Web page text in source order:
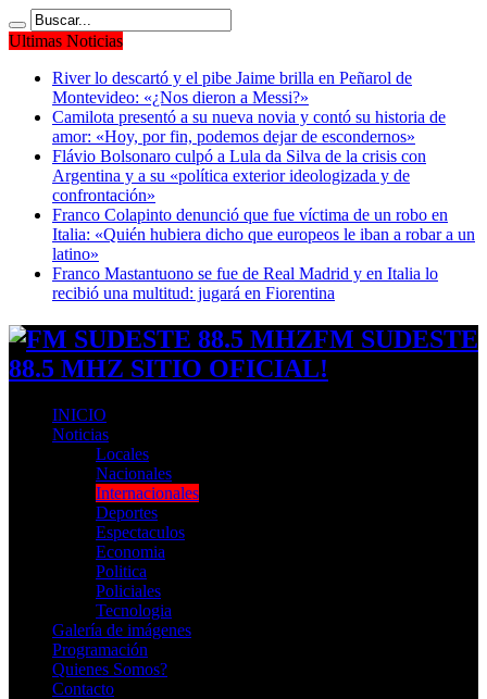
Ultimas Noticias
River lo descartó y el pibe Jaime brilla en Peñarol de
Montevideo: «¿Nos dieron a Messi?»
Camilota presentó a su nueva novia y contó su historia de
amor: «Hoy, por fin, podemos dejar de escondernos»
Flávio Bolsonaro culpó a Lula da Silva de la crisis con
Argentina y a su «política exterior ideologizada y de
confrontación»
Franco Colapinto denunció que fue víctima de un robo en
Italia: «Quién hubiera dicho que europeos le iban a robar a un
latino»
Franco Mastantuono se fue de Real Madrid y en Italia lo
recibió una multitud: jugará en Fiorentina
FM SUDESTE
88.5 MHZ SITIO OFICIAL!
INICIO
Noticias
Locales
Nacionales
Internacionales
Deportes
Espectaculos
Economia
Politica
Policiales
Tecnologia
Galería de imágenes
Programación
Quienes Somos?
Contacto